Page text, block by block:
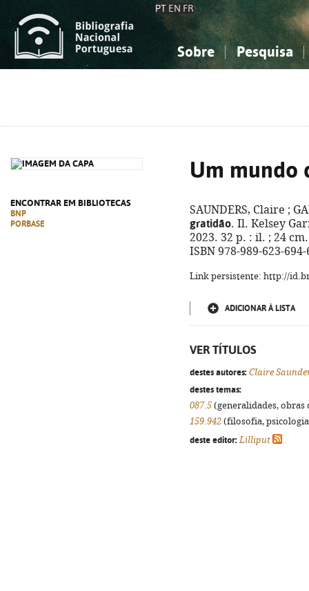
PT EN FR
Sobre Pesquisa
ENCONTRAR EM BIBLIOTECAS
BNP
PORBASE
Um mundo
SAUNDERS, Claire ;
gratidão. Il. Kelsey
2023. 32 p. : il. ; 24
ISBN 978-989-623-694-
Link persistente: http://
ADICIONAR À LISTA
VER TÍTULOS
destes autores: Claire
destes temas:
087.5 (generalidades,
159.942 (filosofia,
deste editor: Lilliput